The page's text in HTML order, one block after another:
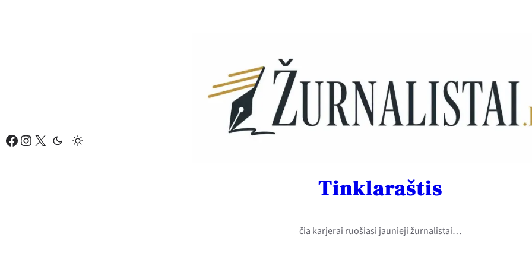
Facebook Instagram X
Tinklaraštis
čia karjerai ruošiasi jaunieji žurnalistai…